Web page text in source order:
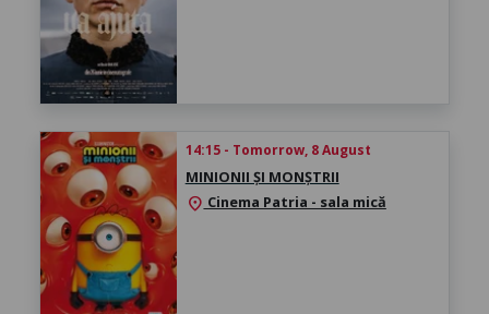
14:15 - Tomorrow, 8 August
MINIONII ȘI MONȘTRII
location_on Cinema Patria - sala mică